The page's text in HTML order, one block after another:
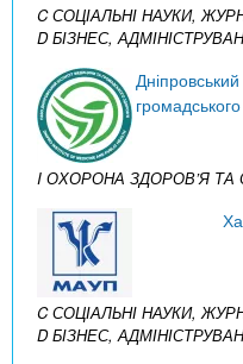
C СОЦІАЛЬНІ НАУКИ,
D БІЗНЕС,
I ОХОРОНА ЗДОРОВ’Я ТА
C СОЦІАЛЬНІ НАУКИ,
D БІЗНЕС,